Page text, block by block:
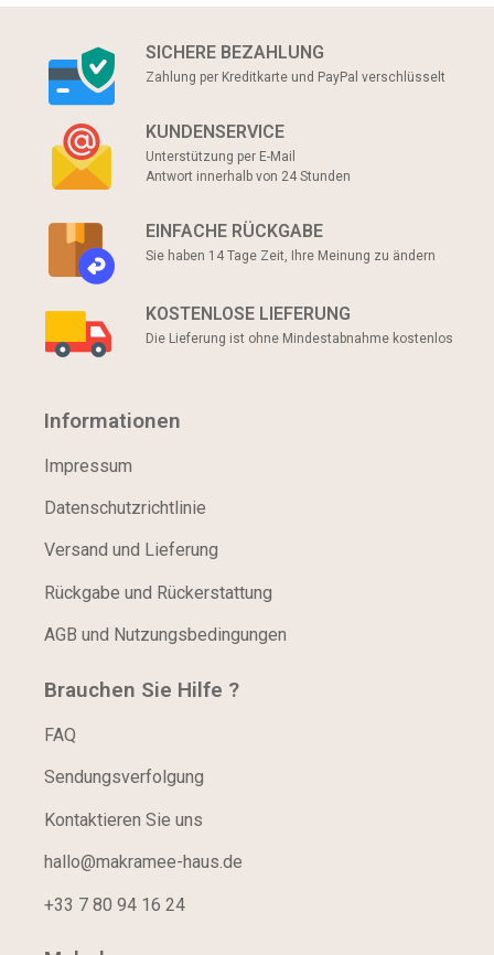
SICHERE BEZAHLUNG
Zahlung per Kreditkarte und PayPal verschlüsselt
KUNDENSERVICE
Unterstützung per E-Mail
Antwort innerhalb von 24 Stunden
EINFACHE RÜCKGABE
Sie haben 14 Tage Zeit, Ihre Meinung zu ändern
KOSTENLOSE LIEFERUNG
Die Lieferung ist ohne Mindestabnahme kostenlos
Informationen
Impressum
Datenschutzrichtlinie
Versand und Lieferung
Rückgabe und Rückerstattung
AGB und Nutzungsbedingungen
Brauchen Sie Hilfe ?
FAQ
Sendungsverfolgung
Kontaktieren Sie uns
hallo@makramee-haus.de
+33 7 80 94 16 24